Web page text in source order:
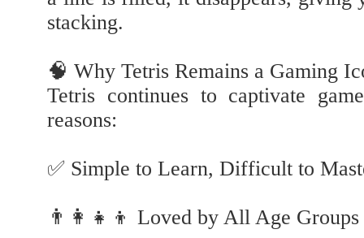
stacking.
🧠 Why Tetris Remains a Gaming
Tetris continues to captivate
reasons:
✅ Simple to Learn, Difficult to
👨‍👩‍👧‍👦 Loved by All Age Groups